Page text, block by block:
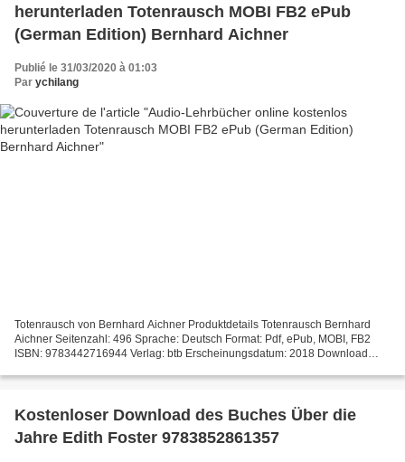
herunterladen Totenrausch MOBI FB2 ePub
(German Edition) Bernhard Aichner
Publié le 31/03/2020 à 01:03
Par ychilang
Totenrausch von Bernhard Aichner Produktdetails Totenrausch Bernhard
Aichner Seitenzahl: 496 Sprache: Deutsch Format: Pdf, ePub, MOBI, FB2
ISBN: 9783442716944 Verlag: btb Erscheinungsdatum: 2018 Download
Kostenloser Download des Buches Über die
Jahre Edith Foster 9783852861357